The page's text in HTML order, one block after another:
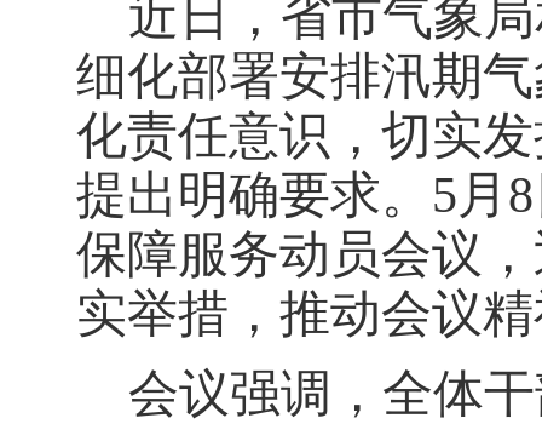
近日，省市气象
细化部署安排汛期
化责任意识，切实
提出明确要求。5月
保障服务动员会议
实举措，推动会议
会议强调，全体